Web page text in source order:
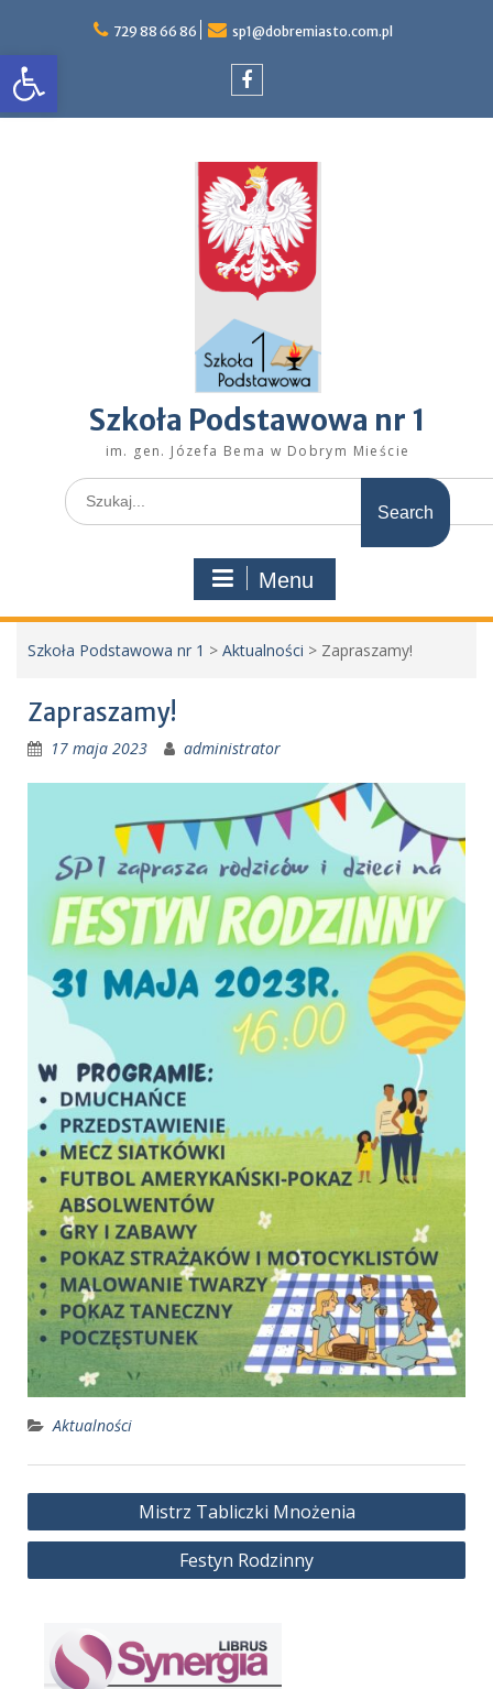
Otwórz pasek narzędzicontent
729 88 66 86 sp1@dobremiasto.com.pl
Szkoła Podstawowa nr 1
im. gen. Józefa Bema w Dobrym Mieście
Search
for:
Menu
Szkoła Podstawowa nr 1 > Aktualności > Zapraszamy!
Zapraszamy!
17 maja 2023 administrator
Aktualności
Nawigacja
wpisu
Mistrz Tabliczki Mnożenia
Festyn Rodzinny